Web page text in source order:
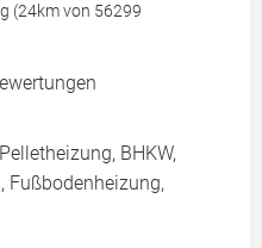
(24km von 56299
BHKW,
Fußbodenheizung,